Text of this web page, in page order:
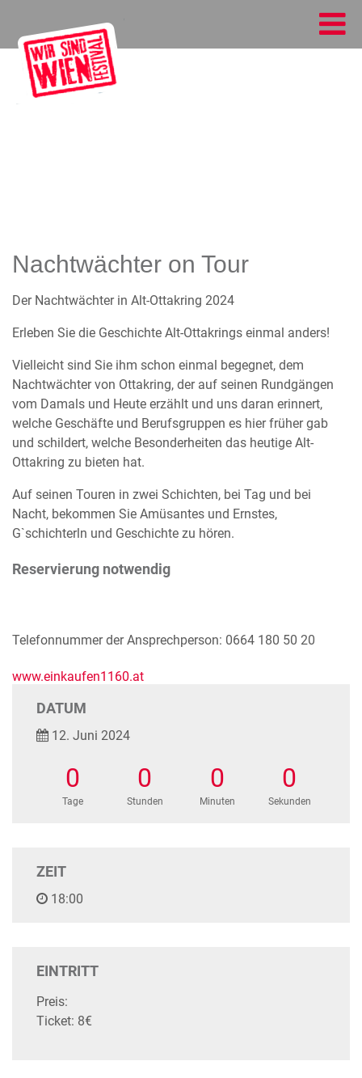
Nachtwächter on Tour
Der Nachtwächter in Alt-Ottakring 2024
Erleben Sie die Geschichte Alt-Ottakrings einmal anders!
Vielleicht sind Sie ihm schon einmal begegnet, dem
Nachtwächter von Ottakring, der auf seinen Rundgängen
vom Damals und Heute erzählt und uns daran erinnert,
welche Geschäfte und Berufsgruppen es hier früher gab
und schildert, welche Besonderheiten das heutige Alt-
Ottakring zu bieten hat.
Auf seinen Touren in zwei Schichten, bei Tag und bei
Nacht, bekommen Sie Amüsantes und Ernstes,
G`schichterln und Geschichte zu hören.
Reservierung notwendig
Telefonnummer der Ansprechperson: 0664 180 50 20
www.einkaufen1160.at
DATUM
12. Juni 2024
0
Tage
0
Stunden
0
Minuten
0
Sekunden
ZEIT
18:00
EINTRITT
Preis:
Ticket: 8€